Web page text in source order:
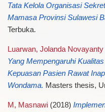
Tata Kelola Organisasi
Mamasa Provinsi Sulawesi
Terbuka.
Luarwan, Jolanda Novayanty
Yang Mempengaruhi
Kepuasan Pasien Rawat
Wondama. Masters thesis,
M, Masnawi(2018)